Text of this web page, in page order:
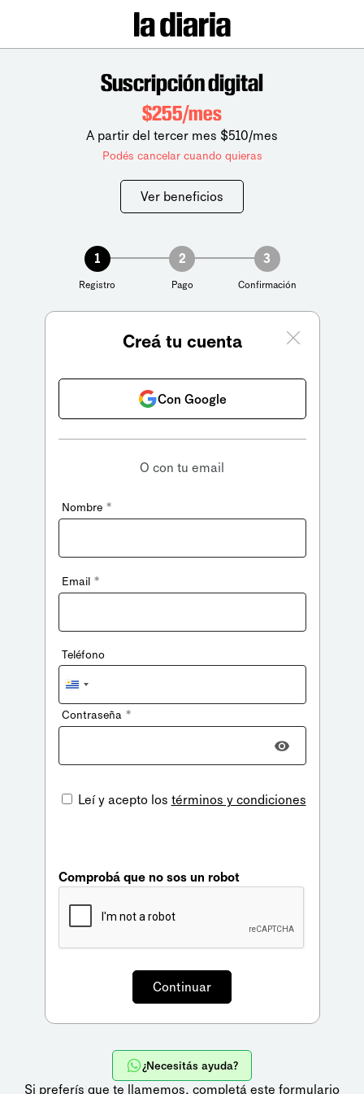
Suscripción digital
$255/mes
A partir del tercer mes $510/mes
Podés cancelar cuando quieras
Ver beneficios
1
Registro
2
Pago
3
Confirmación
Creá tu cuenta
Con Google
O con tu email
Nombre *
Email *
Teléfono
Uruguay
+598
Contraseña *
Leí y acepto los términos y condiciones
Comprobá que no sos un robot
¿Necesitás ayuda?
Si preferís que te llamemos, completá este formulario